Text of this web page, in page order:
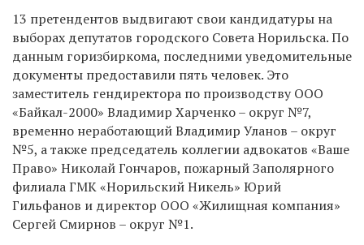
13 претендентов выдвигают свои кандидатуры на
выборах депутатов городского Совета Норильска. По
данным горизбиркома, последними уведомительные
документы предоставили пять человек. Это
заместитель гендиректора по производству ООО
«Байкал-2000» Владимир Харченко – округ №7,
временно неработающий Владимир Уланов – округ
№5, а также председатель коллегии адвокатов «Ваше
Право» Николай Гончаров, пожарный Заполярного
филиала ГМК «Норильский Никель» Юрий
Гильфанов и директор ООО «Жилищная компания»
Сергей Смирнов – округ №1.